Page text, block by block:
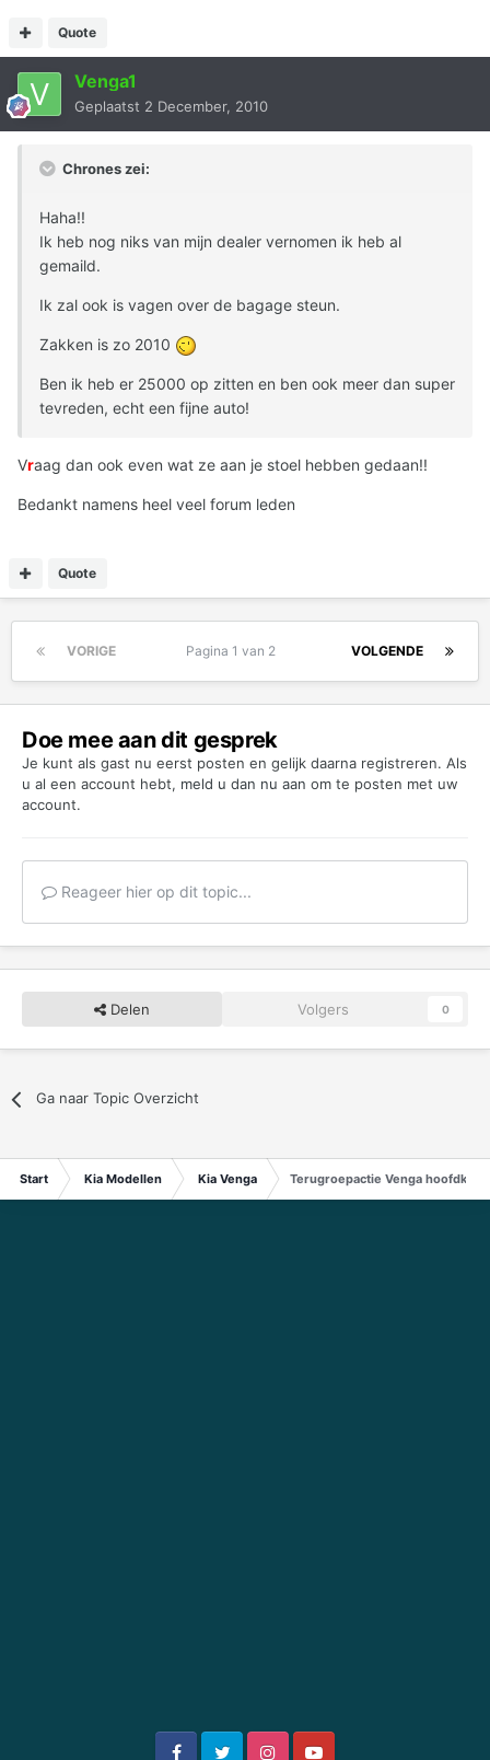
Quote
Venga1
Geplaatst 2 December, 2010
Chrones zei:
Haha!!
Ik heb nog niks van mijn dealer vernomen ik heb al
gemaild.
Ik zal ook is vagen over de bagage steun.
Zakken is zo 2010
Ben ik heb er 25000 op zitten en ben ook meer dan super
tevreden, echt een fijne auto!
Vraag dan ook even wat ze aan je stoel hebben gedaan!!
Bedankt namens heel veel forum leden
Quote
VORIGE VOLGENDE
Pagina 1 van 2
Doe mee aan dit gesprek
Je kunt als gast nu eerst posten en gelijk daarna registreren. Als
u al een account hebt, meld u dan nu aan om te posten met uw
account.
Reageer hier op dit topic...
Delen Volgers 0
Ga naar Topic Overzicht
Start Kia Modellen Kia Venga Terugroepactie Venga